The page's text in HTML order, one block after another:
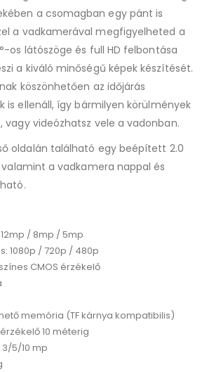
a csomagban egy pánt is
a vadkamerával megfigyelheted a
os látószöge és full HD felbontása
a kiváló minőségű képek készítését.
köszönhetően az időjárás
is ellenáll, így bármilyen körülmények
videózhatsz vele a vadonban.
oldalán található egy beépített 2.0
valamint a vadkamera nappal és
/ 8mp / 5mp
1080p / 720p / 480p
CMOS érzékelő
memória (TF kárnya kompatibilis)
10 méterig
5/10 mp